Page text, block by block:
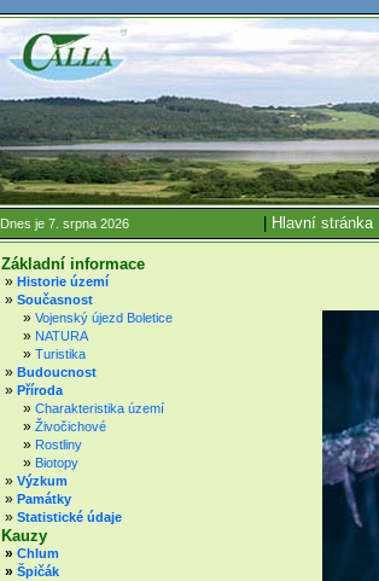
Dnes je 7. srpna 2026 Hlavní stránka|
Základní informace
» Historie území
» Současnost
» Vojenský újezd Boletice
» NATURA
» Turistika
» Budoucnost
» Příroda
» Charakteristika území
» Živočichové
» Rostliny
» Biotopy
» Výzkum
» Památky
» Statistické údaje
Kauzy
» Chlum
» Špičák